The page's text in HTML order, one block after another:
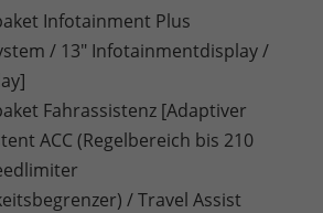
Infotainment Plus
/ 13" Infotainmentdisplay /
Fahrassistenz [Adaptiver
ACC (Regelbereich bis 210
/ Travel Assist